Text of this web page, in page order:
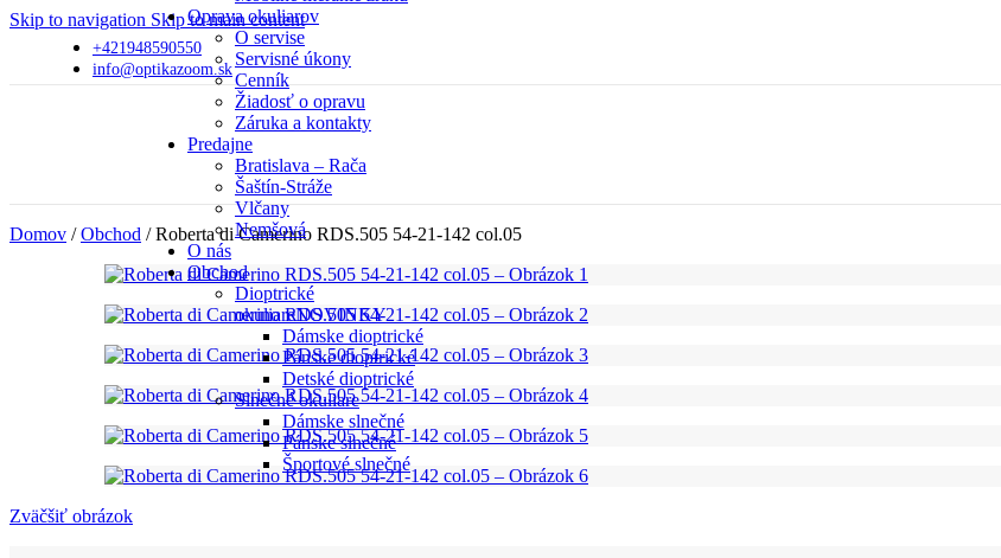
Skip to navigation Skip to main content
+421948590550
info@optikazoom.sk
Oprava okuliarov
O servise
Servisné úkony
Cenník
Žiadosť o opravu
Záruka a kontakty
Predajne
Bratislava – Rača
Šaštín-Stráže
Vlčany
Nemšová
O nás
Obchod
Dioptrické
okuliareNOVINKY
Dámske dioptrické
Pánske dioptrické
Detské dioptrické
Slnečné okuliare
Dámske slnečné
Pánske slnečné
Športové slnečné
Domov /Obchod /Roberta di Camerino RDS.505 54-21-142 col.05
Zväčšiť obrázok